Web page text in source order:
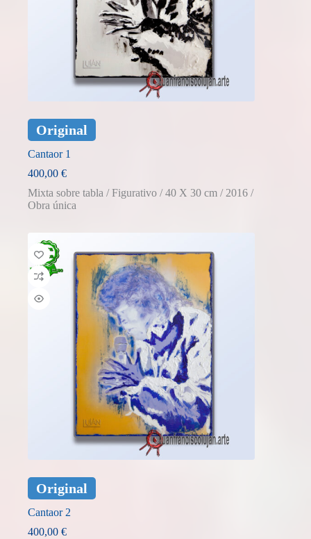
Original
Cantaor 1
400,00 €
Mixta sobre tabla / Figurativo / 40 X 30 cm / 2016 /
Obra única
Original
Cantaor 2
400,00 €